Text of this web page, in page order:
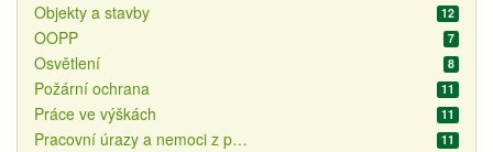
Objekty a stavby 12
OOPP 7
Osvětlení 8
Požární ochrana 11
Práce ve výškách 11
Pracovní úrazy a nemoci z povolání 11